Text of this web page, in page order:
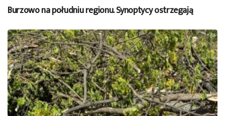
Burzowo na południu regionu. Synoptycy ostrzegają